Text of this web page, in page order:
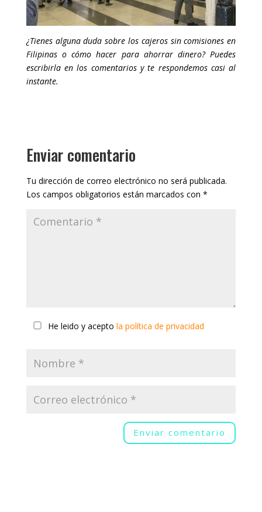
¿Tienes alguna duda sobre los cajeros sin comisiones en
Filipinas o cómo hacer para ahorrar dinero? Puedes
escribirla en los comentarios y te respondemos casi al
instante.
Enviar comentario
Tu dirección de correo electrónico no será publicada.
Los campos obligatorios están marcados con *
He leido y acepto la política de privacidad